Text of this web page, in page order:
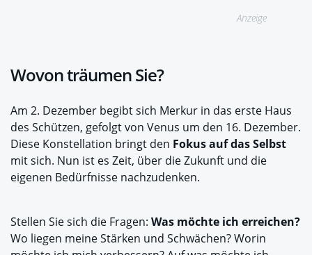
Anzeige
Wovon träumen Sie?
Am 2. Dezember begibt sich Merkur in das erste Haus
des Schützen, gefolgt von Venus um den 16. Dezember.
Diese Konstellation bringt den Fokus auf das Selbst
mit sich. Nun ist es Zeit, über die Zukunft und die
eigenen Bedürfnisse nachzudenken.
Stellen Sie sich die Fragen: Was möchte ich erreichen?
Wo liegen meine Stärken und Schwächen? Worin